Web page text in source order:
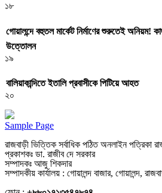
১৮
গোয়ালন্দে বহুতল মার্কেট নির্মাণের শুরুতেই অনিয়ম!
উত্তোলন
১৯
বালিয়াকান্দিতে ইতালি প্রবাসীকে পিটিয়ে আহত
২০
Sample Page
রাজবাড়ী ভিত্তিক সর্বাধিক পঠিত অনলাইন পত্রিকা
প্রকাশকঃ ডা. রাজীব দে সরকার
সম্পাদকঃ আজু শিকদার
সম্পাদকীয় কার্যালয় : গোয়ালন্দ বাজার, গোয়ালন্দ,